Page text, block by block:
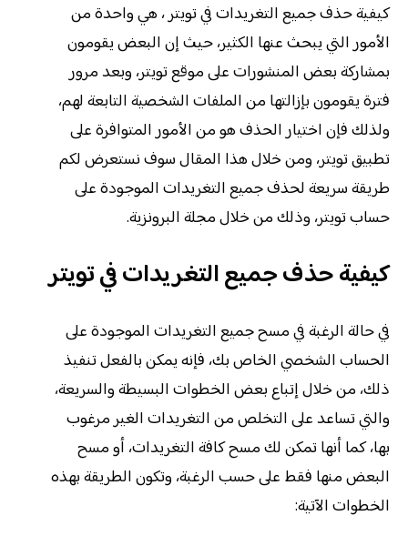
كيفية حذف جميع التغريدات في تويتر ، هي واحدة من
الأمور التي يبحث عنها الكثير، حيث إن البعض يقومون
بمشاركة بعض المنشورات على موقع تويتر، وبعد مرور
فترة يقومون بإزالتها من الملفات الشخصية التابعة لهم،
ولذلك فإن اختيار الحذف هو من الأمور المتوافرة على
تطبيق تويتر، ومن خلال هذا المقال سوف نستعرض لكم
طريقة سريعة لحذف جميع التغريدات الموجودة على
حساب تويتر، وذلك من خلال مجلة البرونزية.
كيفية حذف جميع التغريدات في تويتر
في حالة الرغبة في مسح جميع التغريدات الموجودة على
الحساب الشخصي الخاص بك، فإنه يمكن بالفعل تنفيذ
ذلك، من خلال إتباع بعض الخطوات البسيطة والسريعة،
والتي تساعد على التخلص من التغريدات الغير مرغوب
بها، كما أنها تمكن لك مسح كافة التغريدات، أو مسح
البعض منها فقط على حسب الرغبة، وتكون الطريقة بهذه
الخطوات الآتية: